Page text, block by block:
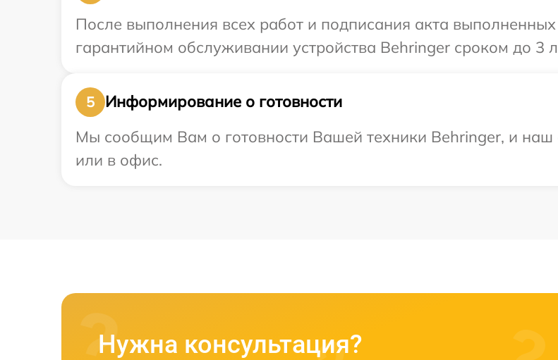
После выполнения всех работ и подписания акта
гарантийном обслуживании устройства Behringer сроком до 3
5
Информирование о готовности
Мы сообщим Вам о готовности Вашей техники Behringer, и наш
или в офис.
Нужна консультация?